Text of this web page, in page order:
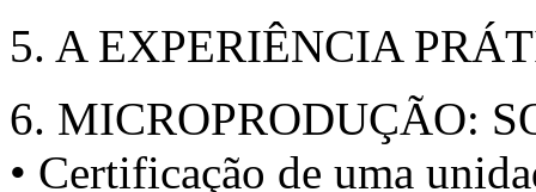
5. A EXPERIÊNCIA
6. MICROPRODUÇÃO:
• Certificação de uma